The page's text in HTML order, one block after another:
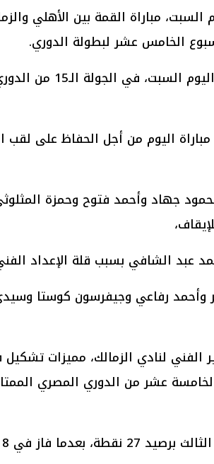
مباراة القمة بين الأهلي
الخامس عشر لبطولة الدوري.
ويلتقي الزمالك مع الأهلي، مساء اليوم السبت، في الجولة
اليوم من أجل الحفاظ على لقب
جهاد وأحمد فتوح وحمزة
عبد الشافي بسبب قلة الإعداد
وأحمد رفاعي وجيفرسون كوستا
الفني لنادي الزمالك، مميزات تشكيل
عشر من الدوري المصري